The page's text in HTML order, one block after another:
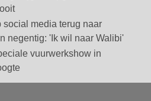
media terug naar
negentig: 'Ik wil naar Walibi'
vuurwerkshow in